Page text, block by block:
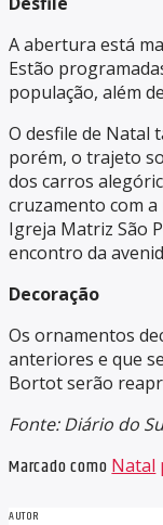
A abertura está
Estão
população, além
O desfile de Natal
porém, o trajeto
dos carros
cruzamento com
Igreja Matriz São
encontro da
Decoração
Os ornamentos
anteriores e que
Bortot serão
Fonte: Diário do
Marcado comoNatal
AUTOR